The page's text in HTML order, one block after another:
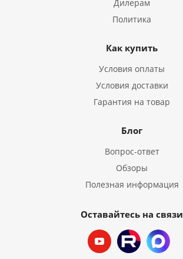
Дилерам
Политика
Как купить
Условия оплаты
Условия доставки
Гарантия на товар
Блог
Вопрос-ответ
Обзоры
Полезная информация
Оставайтесь на связи